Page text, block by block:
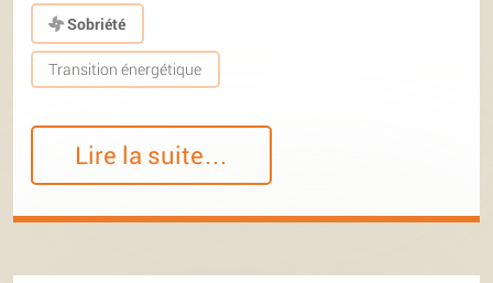
Sobriété
Transition énergétique
Lire la suite…